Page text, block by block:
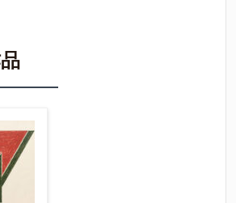
欄で結構です。
任意】
意】